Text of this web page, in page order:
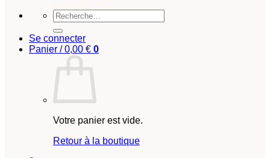
Recherche
pour :
Se connecter
Panier /0,00 € 0
Votre panier est vide.
Retour à la boutique